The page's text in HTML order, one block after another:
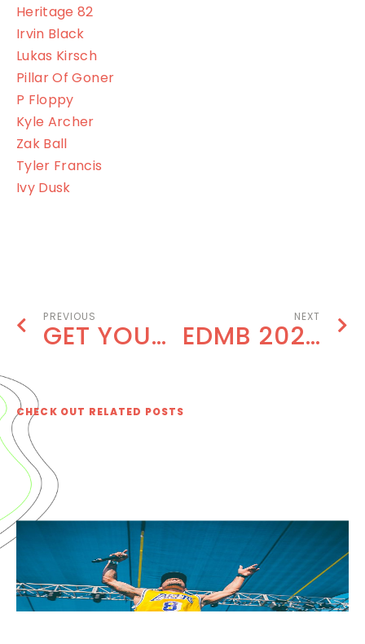
Heritage 82
Irvin Black
Lukas Kirsch
Pillar Of Goner
P Floppy
Kyle Archer
Zak Ball
Tyler Francis
Ivy Dusk
PREVIOUS
GET YOUR TICKET TO EDMB FESTIVAL 2020
NEXT
EDMB 2020 EXPERIENCE WITH VIP UPGRADES!
CHECK OUT RELATED POSTS